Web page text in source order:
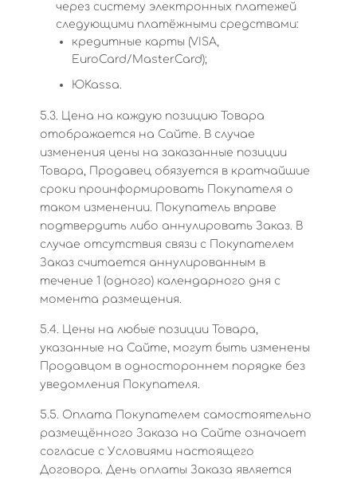
через систему электронных платежей
следующими платёжными средствами:
кредитные карты (VISA,
EuroCard/MasterCard);
ЮKassa.
5.3. Цена на каждую позицию Товара
отображается на Сайте. В случае
изменения цены на заказанные позиции
Товара, Продавец обязуется в кратчайшие
сроки проинформировать Покупателя о
таком изменении. Покупатель вправе
подтвердить либо аннулировать Заказ. В
случае отсутствия связи с Покупателем
Заказ считается аннулированным в
течение 1 (одного) календарного дня с
момента размещения.
5.4. Цены на любые позиции Товара,
указанные на Сайте, могут быть изменены
Продавцом в одностороннем порядке без
уведомления Покупателя.
5.5. Оплата Покупателем самостоятельно
размещённого Заказа на Сайте означает
согласие с Условиями настоящего
Договора. День оплаты Заказа является